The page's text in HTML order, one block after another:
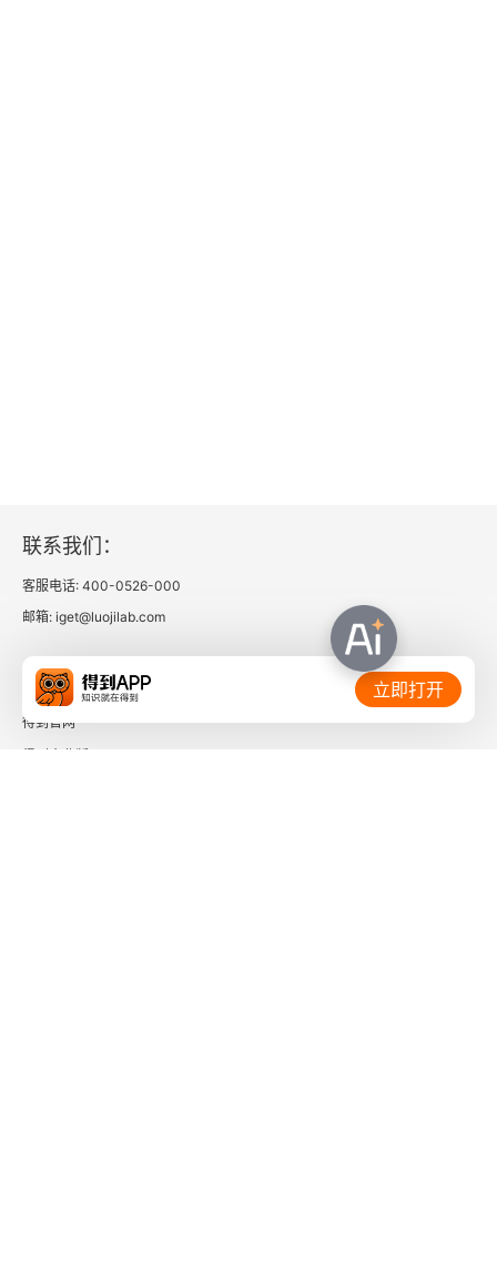
联系我们：
客服电话: 400-0526-000
邮箱: iget@luojilab.com
相关链接：
得到官网
立即打开